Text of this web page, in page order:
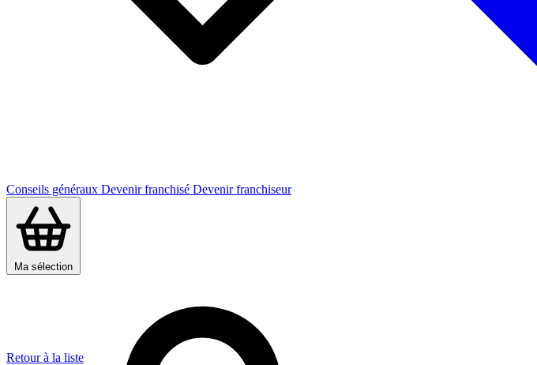
Conseils généraux Devenir franchisé Devenir franchiseur
Ma sélection
Retour à la liste